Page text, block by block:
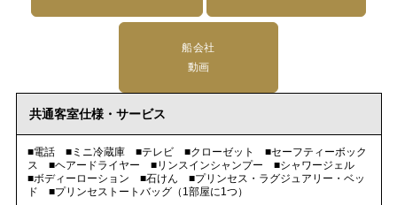
船会社
動画
共通客室仕様・サービス
■電話 ■ミニ冷蔵庫 ■テレビ ■クローゼット ■セーフティーボック
ス ■ヘアードライヤー ■リンスインシャンプー ■シャワージェル
■ボディーローション ■石けん ■プリンセス・ラグジュアリー・ベッ
ド ■プリンセストートバッグ（1部屋に1つ）